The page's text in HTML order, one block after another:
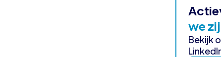
we
Bekijk